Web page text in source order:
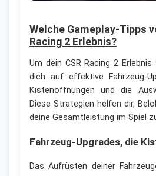
Welche Gameplay-Tipps
Racing 2 Erlebnis?
Um dein CSR Racing 2
dich auf effektive Fahrzeug-
Kistenöffnungen und die
Diese Strategien helfen dir,
deine Gesamtleistung im Spiel
Fahrzeug-Upgrades, die
Das Aufrüsten deiner